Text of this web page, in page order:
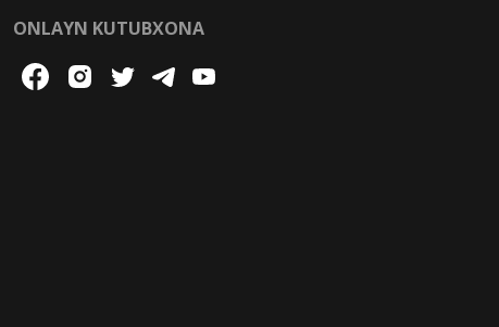
ONLAYN KUTUBXONA